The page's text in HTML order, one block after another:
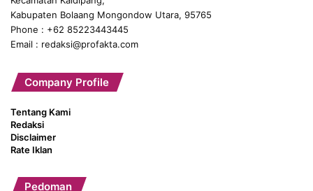
Kabupaten Bolaang Mongondow Utara, 95765
Phone : +62 85223443445
Email : redaksi@profakta.com
Company Profile
Tentang Kami
Redaksi
Disclaimer
Rate Iklan
Pedoman